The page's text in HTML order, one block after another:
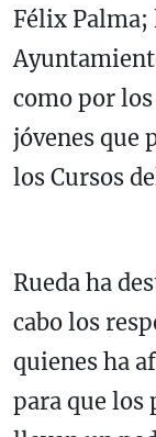
Félix Palma;
como por
jóvenes que
los Cursos
Rueda ha
cabo los
quienes ha
para que los